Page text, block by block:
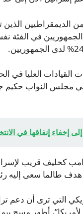
سلبي من إسرائيل، مقابل 57% من
العليا في
مجلس النواب حكيم
إنفاقها في
كحليف قريب
طالما سعى إليه
التي ترى أن دعم